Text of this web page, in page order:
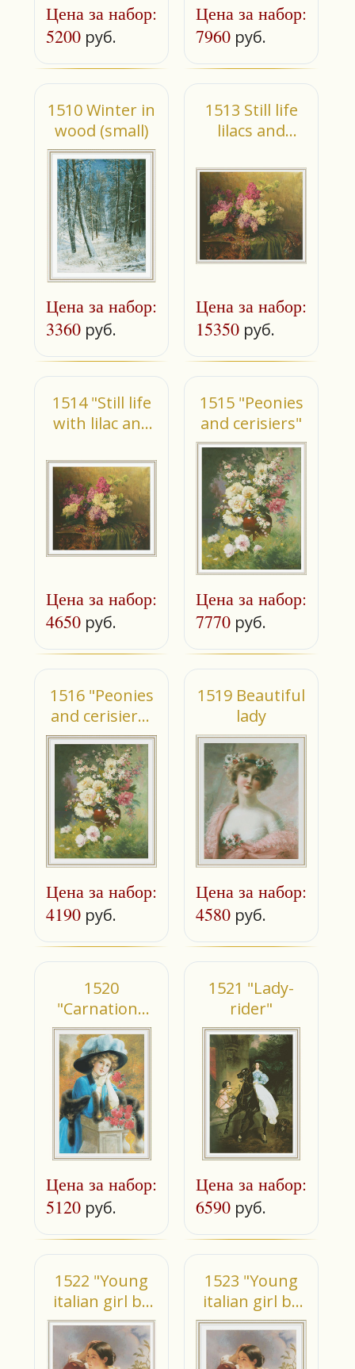
Цена за набор:
5200 руб.
Цена за набор:
7960 руб.
1510 Winter in
wood (small)
Цена за набор:
3360 руб.
1513 Still life
lilacs and
Цена за набор:
15350 руб.
1514 "Still life
with lilac and
Цена за набор:
4650 руб.
1515 "Peonies
and cerisiers"
Цена за набор:
7770 руб.
1516 "Peonies
and cerisiers"
(small)
Цена за набор:
4190 руб.
1519 Beautiful
lady
Цена за набор:
4580 руб.
1520
"Carnations
are for love"
Цена за набор:
5120 руб.
1521 "Lady-
rider"
Цена за набор:
6590 руб.
1522 "Young
italian girl by
the well"
1523 "Young
italian girl by
the well"
(small)